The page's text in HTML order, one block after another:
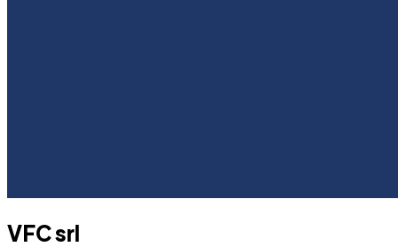
VFC srl